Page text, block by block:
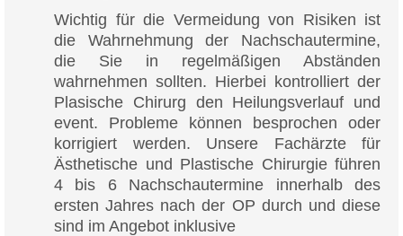
Wichtig für die Vermeidung von Risiken ist
die Wahrnehmung der Nachschautermine,
die Sie in regelmäßigen Abständen
wahrnehmen sollten. Hierbei kontrolliert der
Plasische Chirurg den Heilungsverlauf und
event. Probleme können besprochen oder
korrigiert werden. Unsere Fachärzte für
Ästhetische und Plastische Chirurgie führen
4 bis 6 Nachschautermine innerhalb des
ersten Jahres nach der OP durch und diese
sind im Angebot inklusive